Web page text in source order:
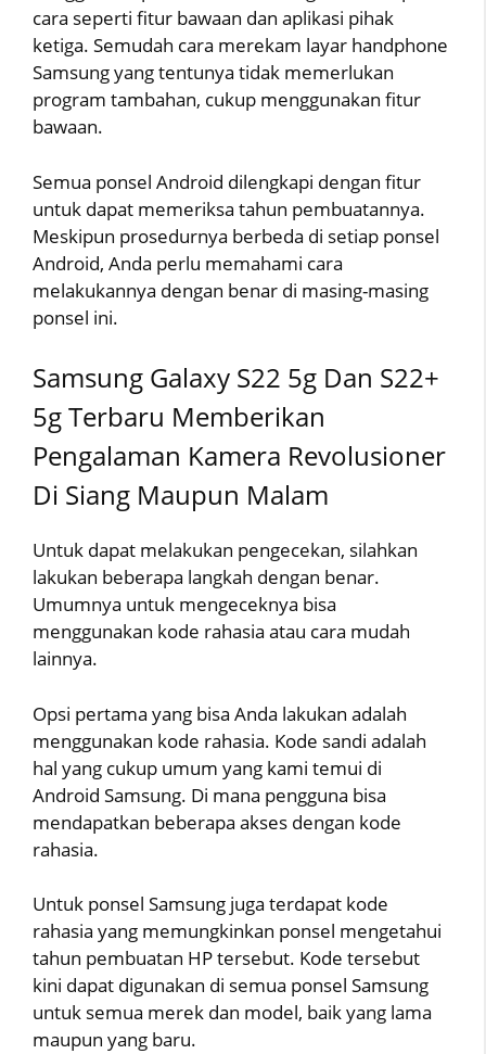
cara seperti fitur bawaan dan aplikasi pihak
ketiga. Semudah cara merekam layar handphone
Samsung yang tentunya tidak memerlukan
program tambahan, cukup menggunakan fitur
bawaan.
Semua ponsel Android dilengkapi dengan fitur
untuk dapat memeriksa tahun pembuatannya.
Meskipun prosedurnya berbeda di setiap ponsel
Android, Anda perlu memahami cara
melakukannya dengan benar di masing-masing
ponsel ini.
Samsung Galaxy S22 5g Dan S22+
5g Terbaru Memberikan
Pengalaman Kamera Revolusioner
Di Siang Maupun Malam
Untuk dapat melakukan pengecekan, silahkan
lakukan beberapa langkah dengan benar.
Umumnya untuk mengeceknya bisa
menggunakan kode rahasia atau cara mudah
lainnya.
Opsi pertama yang bisa Anda lakukan adalah
menggunakan kode rahasia. Kode sandi adalah
hal yang cukup umum yang kami temui di
Android Samsung. Di mana pengguna bisa
mendapatkan beberapa akses dengan kode
rahasia.
Untuk ponsel Samsung juga terdapat kode
rahasia yang memungkinkan ponsel mengetahui
tahun pembuatan HP tersebut. Kode tersebut
kini dapat digunakan di semua ponsel Samsung
untuk semua merek dan model, baik yang lama
maupun yang baru.